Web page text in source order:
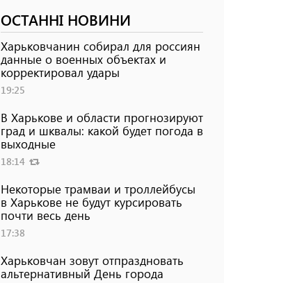
ОСТАННІ НОВИНИ
Харьковчанин собирал для россиян
данные о военных объектах и ​​
корректировал удары
19:25
В Харькове и области прогнозируют
град и шквалы: какой будет погода в
выходные
18:14
Некоторые трамваи и троллейбусы
в Харькове не будут курсировать
почти весь день
17:38
Харьковчан зовут отпраздновать
альтернативный День города